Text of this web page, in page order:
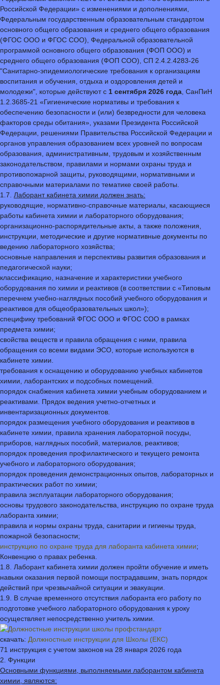
Российской Федерации» с изменениями и дополнениями,
Федеральным государственным образовательным стандартом
основного общего образования и среднего общего образования
(ФГОС ООО и ФГОС СОО), Федеральной образовательной
программой основного общего образования (ФОП ООО) и
среднего общего образования (ФОП СОО), СП 2.4.2.4283-26
"Санитарно-эпидемиологические требования к организациям
воспитания и обучения, отдыха и оздоровления детей и
молодежи", которые действуют с 1 сентября 2026 года , СанПиН
1.2.3685-21 «Гигиенические нормативы и требования к
обеспечению безопасности и (или) безвредности для человека
факторов среды обитания», указами Президента Российской
Федерации, решениями Правительства Российской Федерации и
органов управления образованием всех уровней по вопросам
образования, административным, трудовым и хозяйственным
законодательством, правилами и нормами охраны труда и
противопожарной защиты, руководящими, нормативными и
справочными материалами по тематике своей работы.
1.7. Лаборант кабинета химии должен знать:
руководящие, нормативно-справочные материалы, касающиеся
работы кабинета химии и лабораторного оборудования;
организационно-распорядительные акты, а также положения,
инструкции, методические и другие нормативные документы по
ведению лабораторного хозяйства;
основные направления и перспективы развития образования и
педагогической науки;
классификацию, назначение и характеристики учебного
оборудования по химии и реактивов (в соответствии с «Типовым
перечнем учебно-наглядных пособий учебного оборудования и
реактивов для общеобразовательных школ»);
специфику требований ФГОС ООО и ФГОС СОО в рамках
предмета химии;
свойства веществ и правила обращения с ними, правила
обращения со всеми видами ЭСО, которые используются в
кабинете химии.
требования к оснащению и оборудованию учебных кабинетов
химии, лаборантских и подсобных помещений.
порядок снабжения кабинета химии учебным оборудованием и
реактивами. Прядок ведения учетно-отчетных и
инвентаризационных документов.
порядок размещения учебного оборудования и реактивов в
кабинете химии, правила хранения лабораторной посуды,
приборов, наглядных пособий, материалов, реактивов;
порядок проведения профилактического и текущего ремонта
учебного и лабораторного оборудования;
порядок проведения демонстрационных опытов, лабораторных и
практических работ по химии;
правила эксплуатации лабораторного оборудования;
основы трудового законодательства, инструкцию по охране труда
лаборанта химии;
правила и нормы охраны труда, санитарии и гигиены труда,
пожарной безопасности;
инструкцию по охране труда для лаборанта кабинета химии;
Конвенцию о правах ребенка.
1.8. Лаборант кабинета химии должен пройти обучение и иметь
навыки оказания первой помощи пострадавшим, знать порядок
действий при чрезвычайной ситуации и эвакуации.
1.9. В случае временного отсутствия лаборанта его работу по
подготовке учебного лабораторного оборудования к уроку
осуществляет непосредственно учитель химии.
скачать: Должностные инструкции для Школы (ЕКС)
71 инструкция с учетом законов на 28 января 2026 года
2. Функции
Основными функциями, выполняемыми лаборантом кабинета
химии, являются: